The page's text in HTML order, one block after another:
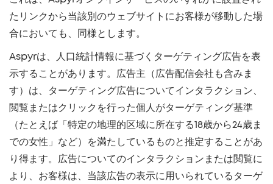
たリンクから当該別のウェブサイトにお客様が移動した場
合においても、同様とします。
Aspyrは、人口統計情報に基づくターゲティング広告を表
示することがあります。広告主（広告配信会社も含みま
す）は、ターゲティング広告についてインタラクション、
閲覧またはクリックを行った個人がターゲティング基準
（たとえば「特定の地理的区域に所在する18歳から24歳ま
での女性」など）を満たしているものと推定することがあ
り得ます。広告についてのインタラクションまたは閲覧に
より、お客様は、当該広告の表示に用いられているターゲ